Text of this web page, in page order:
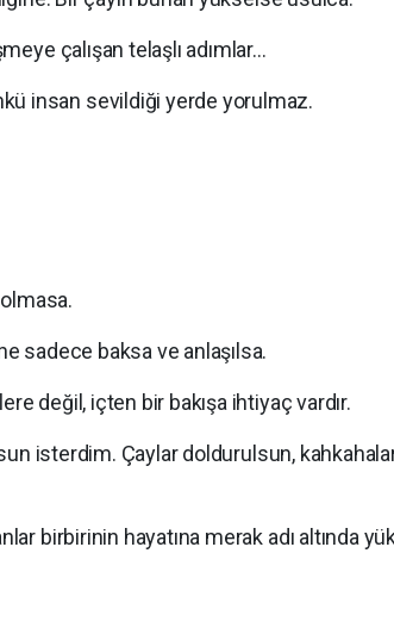
çalışan telaşlı adımlar…
insan sevildiği yerde yorulmaz.
sadece baksa ve anlaşılsa.
değil, içten bir bakışa ihtiyaç vardır.
isterdim. Çaylar doldurulsun,
birbirinin hayatına merak adı altında